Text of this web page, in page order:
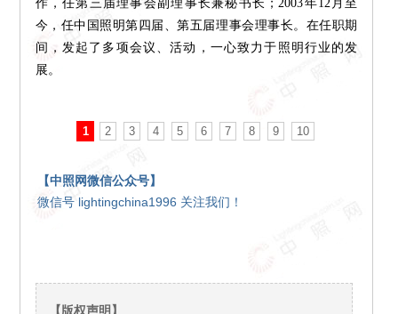
作，任第三届理事会副理事长兼秘书长；2003年12月至
今，任中国照明第四届、第五届理事会理事长。在任职期
间，发起了多项会议、活动，一心致力于照明行业的发
展。
1 2 3 4 5 6 7 8 9 10
【中照网微信公众号】
微信号 lightingchina1996 关注我们！
【版权声明】